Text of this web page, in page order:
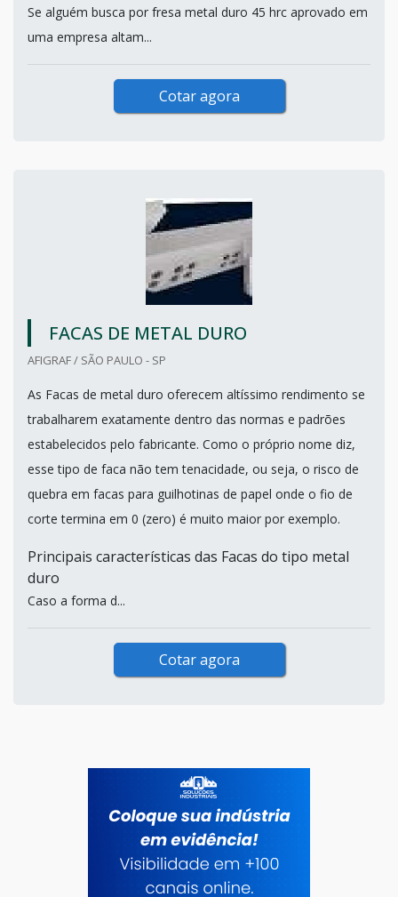
Se alguém busca por fresa metal duro 45 hrc aprovado em
uma empresa altam...
Cotar agora
FACAS DE METAL DURO
AFIGRAF / SÃO PAULO - SP
As Facas de metal duro oferecem altíssimo rendimento se
trabalharem exatamente dentro das normas e padrões
estabelecidos pelo fabricante. Como o próprio nome diz,
esse tipo de faca não tem tenacidade, ou seja, o risco de
quebra em facas para guilhotinas de papel onde o fio de
corte termina em 0 (zero) é muito maior por exemplo.
Principais características das Facas do tipo metal
duro
Caso a forma d...
Cotar agora